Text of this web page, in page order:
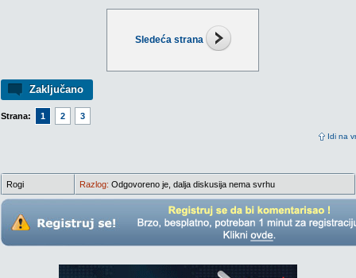
Sledeća strana
Zaključano
Strana: 1 2 3
Idi na
Rogi Razlog: Odgovoreno je, dalja diskusija nema svrhu